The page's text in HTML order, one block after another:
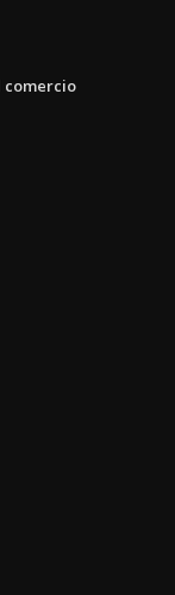
comercio